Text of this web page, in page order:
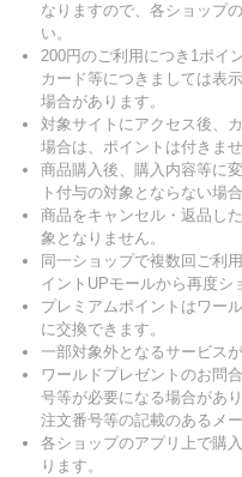
なりますので、各ショップ
い。
200円のご利用につき1ポイ
カード等につきましては表
場合があります。
対象サイトにアクセス後、
場合は、ポイントは付きませ
商品購入後、購入内容等に
ト付与の対象とならない場
商品をキャンセル・返品し
象となりません。
同一ショップで複数回ご利
イントUPモールから再度シ
プレミアムポイントはワー
に交換できます。
一部対象外となるサービスが
ワールドプレゼントのお問
号等が必要になる場合があ
注文番号等の記載のあるメ
各ショップのアプリ上で購
ります。